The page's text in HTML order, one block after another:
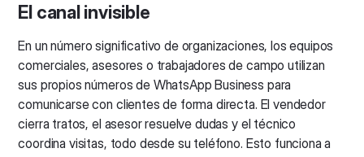
El canal invisible
En un número significativo de organizaciones, los equipos
comerciales, asesores o trabajadores de campo utilizan
sus propios números de WhatsApp Business para
comunicarse con clientes de forma directa. El vendedor
cierra tratos, el asesor resuelve dudas y el técnico
coordina visitas, todo desde su teléfono. Esto funciona a